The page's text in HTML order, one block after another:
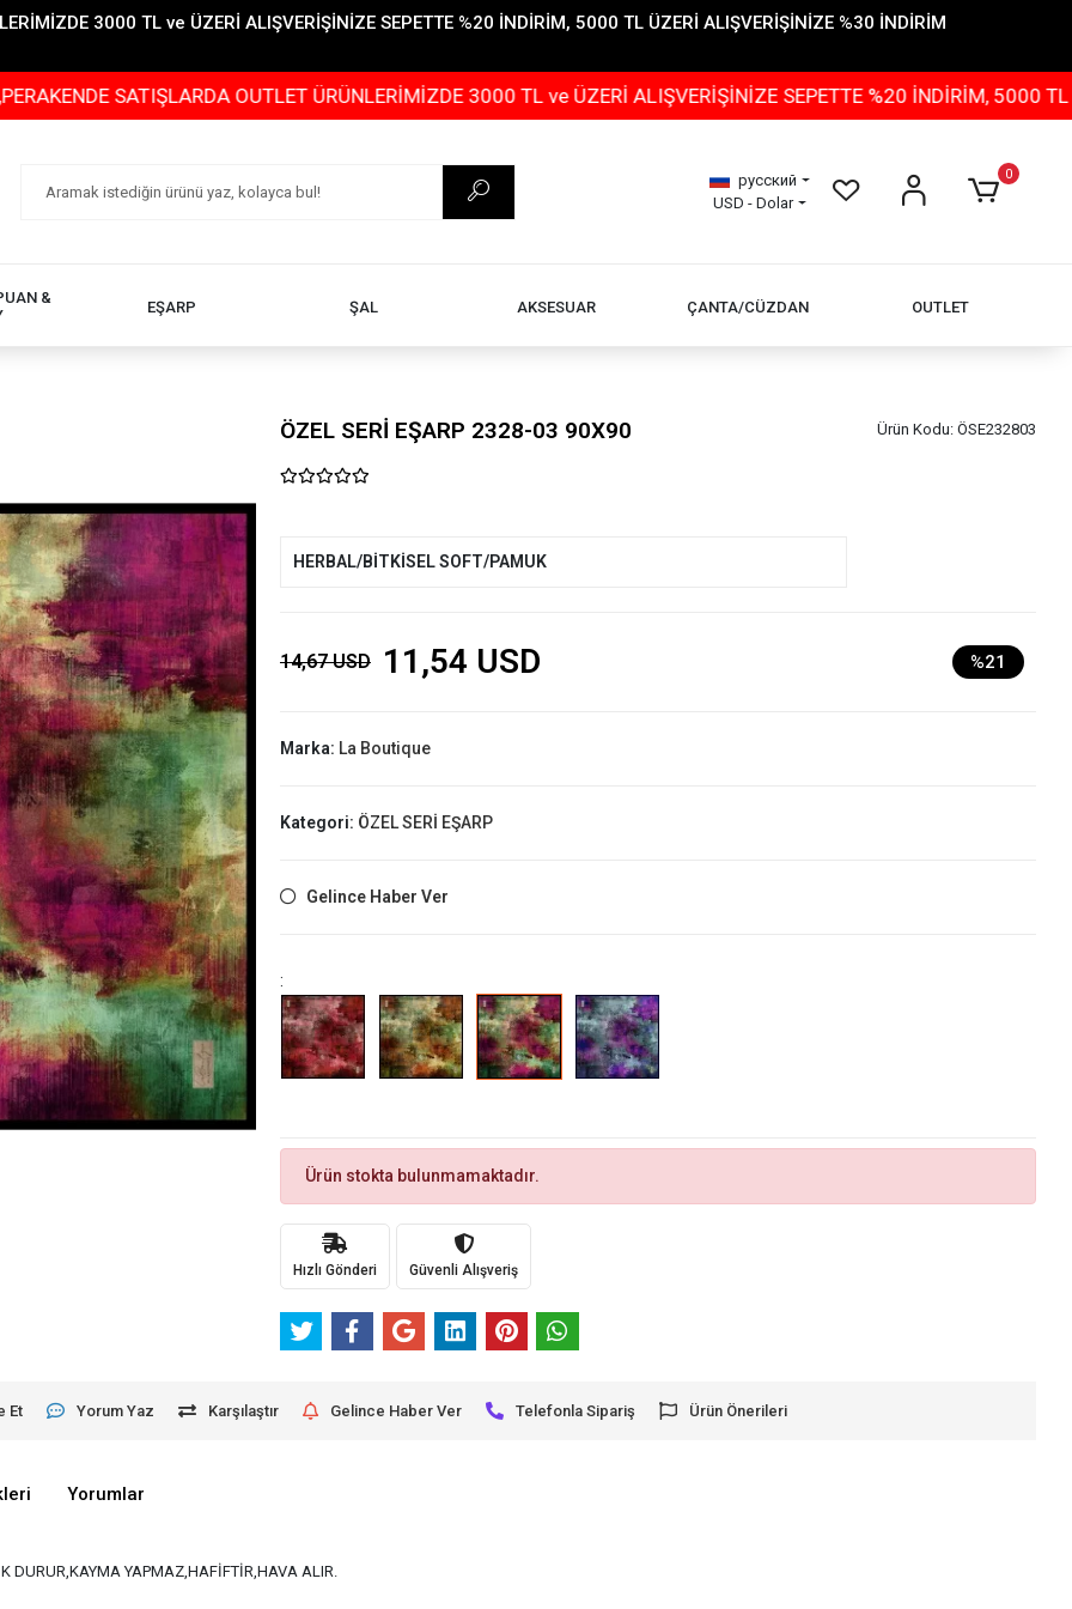
3000 TL ve ÜZERİ ALIŞVERİŞİNİZE SEPETTE %20 İNDİRİM, 5000 TL ÜZERİ ALIŞVERİŞİNİZE %30 İNDİRİM
SATIŞLARDA OUTLET ÜRÜNLERİMİZDE 3000 TL ve ÜZERİ ALIŞVERİŞİNİZE SEPETTE %20 İNDİRİM, 5000 TL ÜZERİ
русский
USD - Dolar
0
&
EŞARP ŞAL AKSESUAR ÇANTA/CÜZDAN OUTLET
ÖZEL SERİ EŞARP 2328-03 90X90 Ürün Kodu: ÖSE232803
HERBAL/BİTKİSEL SOFT/PAMUK
14,67 USD 11,54 USD %21
Marka: La Boutique
Kategori: ÖZEL SERİ EŞARP
Gelince Haber Ver
:
Ürün stokta bulunmamaktadır.
Hızlı Gönderi Güvenli Alışveriş
Et Yorum Yaz Karşılaştır Gelince Haber Ver Telefonla Sipariş Ürün Önerileri
Yorumlar
DURUR,KAYMA YAPMAZ,HAFİFTİR,HAVA ALIR.